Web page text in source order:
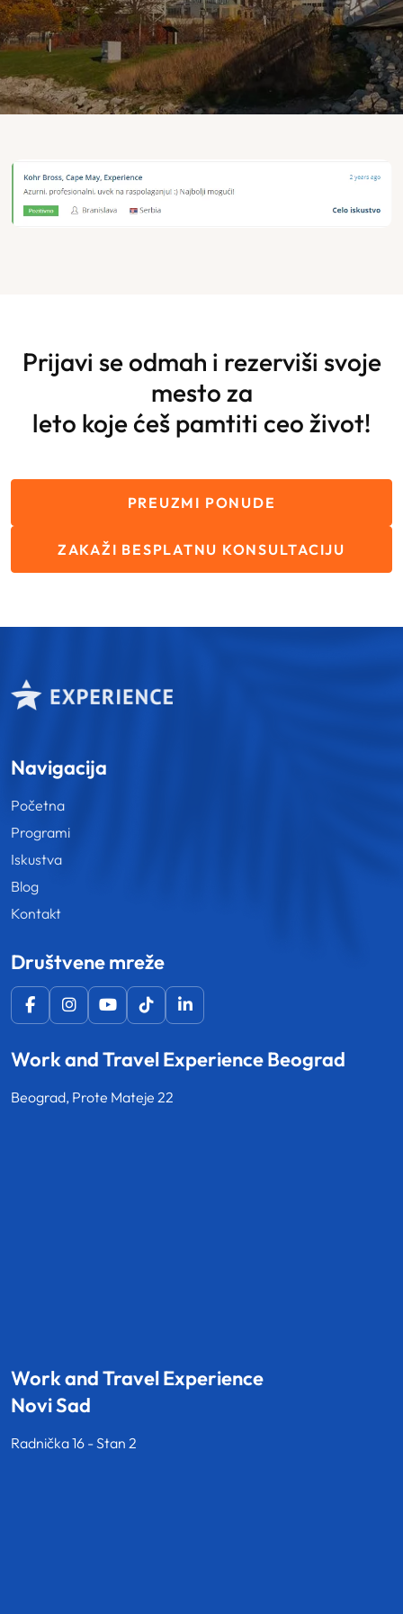
Prijavi se odmah i rezerviši svoje
mesto za
leto koje ćeš pamtiti ceo život!
PREUZMI PONUDE
ZAKAŽI BESPLATNU KONSULTACIJU
Navigacija
Početna
Programi
Iskustva
Blog
Kontakt
Društvene mreže
Work and Travel Experience Beograd
Beograd, Prote Mateje 22
Work and Travel Experience
Novi Sad
Radnička 16 - Stan 2